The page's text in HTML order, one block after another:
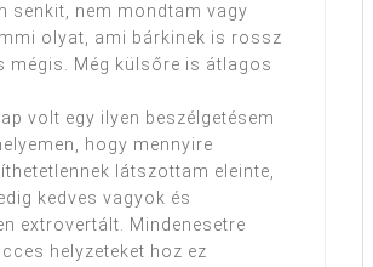
senkit, nem mondtam vagy
olyat, ami bárkinek is rossz
mégis. Még külsőre is átlagos
volt egy ilyen beszélgetésem
hogy mennyire
látszottam eleinte,
kedves vagyok és
extrovertált. Mindenesetre
helyzeteket hoz ez